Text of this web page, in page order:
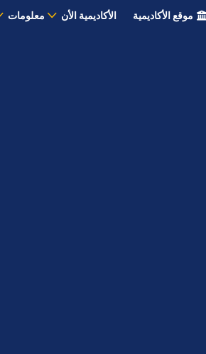
موقع الأكاديمية الأكاديمية الأن معلومات